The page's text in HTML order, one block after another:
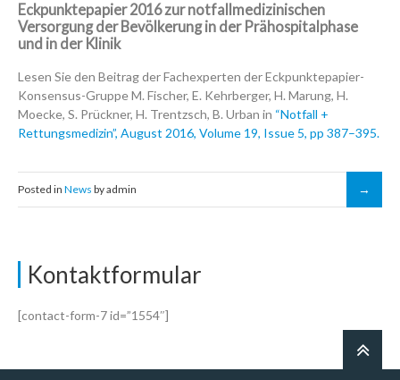
Kontaktformular
[contact-form-7 id=”1554″]
Eckpunktepapier 2016 zur notfallmedizinischen
Versorgung der Bevölkerung in der Prähospitalphase
und in der Klinik
Lesen Sie den Beitrag der Fachexperten der Eckpunktepapier-
Konsensus-Gruppe M. Fischer, E. Kehrberger, H. Marung, H.
Moecke, S. Prückner, H. Trentzsch, B. Urban in “Notfall +
Rettungsmedizin”, August 2016, Volume 19, Issue 5, pp 387–395.
Posted in News by admin